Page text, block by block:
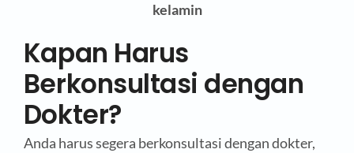
kelamin
Kapan Harus
Berkonsultasi dengan
Dokter?
Anda harus segera berkonsultasi dengan dokter,